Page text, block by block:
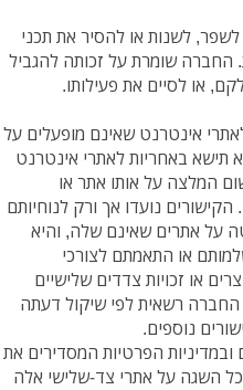
לשפר, לשנות או להסיר את תכני
שומרת על זכותה להגביל
או לסיים את פעילותו.
לאתרי אינטרנט שאינם מופעלים על
תישא באחריות לאתרי אינטרנט
המלצה על אותו אתר או
נועדו אך ורק לנוחיותם
על אתרים שאינם שלה, והיא
או התאמתם לצורכי
או זכויות צדדים שלישיים
רשאית לפי שיקול דעתה
נוספים.
ובמדיניות הפרטיות המסדירים את
השגה על אתרי צד-שלישי אלה